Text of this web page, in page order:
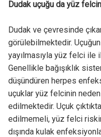
Dudak uçuğu da yüz
Dudak ve çevresinde
görülebilmektedir.
yayılmasıyla yüz felci ile
Genellikle bağışıklık
düşündüren herpes
uçuklar yüz felcinin
edilmektedir. Uçuk
edilmemeli, yüz felci
dışında kulak